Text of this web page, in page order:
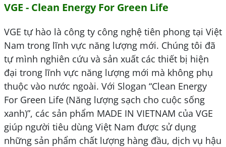
VGE - Clean Energy For Green Life
VGE tự hào là công ty công nghệ tiên phong tại Việt
Nam trong lĩnh vực năng lượng mới. Chúng tôi đã
tự mình nghiên cứu và sản xuất các thiết bị hiện
đại trong lĩnh vực năng lượng mới mà không phụ
thuộc vào nước ngoài. Với Slogan “Clean Energy
For Green Life (Năng lượng sạch cho cuộc sống
xanh)”, các sản phẩm MADE IN VIETNAM của VGE
giúp người tiêu dùng Việt Nam được sử dụng
những sản phẩm chất lượng hàng đầu, dịch vụ hậu